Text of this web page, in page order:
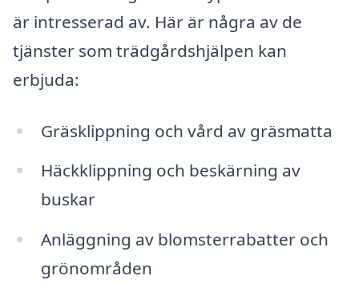
är intresserad av. Här är några av de
tjänster som trädgårdshjälpen kan
erbjuda:
Gräsklippning och vård av gräsmatta
Häckklippning och beskärning av
buskar
Anläggning av blomsterrabatter och
grönområden